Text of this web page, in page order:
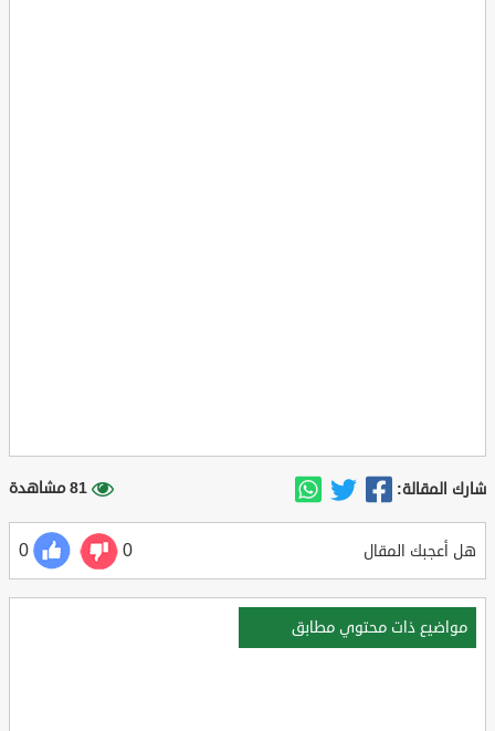
شارك المقالة: 81 مشاهدة
هل أعجبك المقال 0
0
مواضيع ذات محتوي مطابق